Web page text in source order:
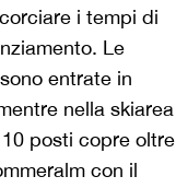
i tempi di
Le
entrate in
nella skiarea
posti copre oltre
con il